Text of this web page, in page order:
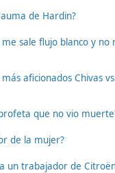
de Hardin?
me sale flujo blanco y no
aficionados Chivas vs
que no vio
de la mujer?
un trabajador de